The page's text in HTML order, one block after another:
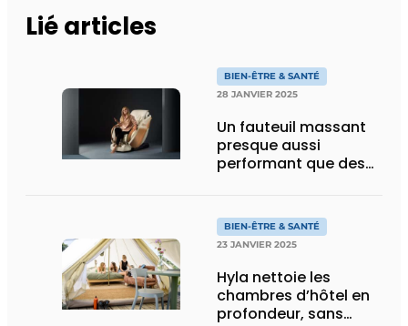
Lié articles
BIEN-ÊTRE & SANTÉ
28 JANVIER 2025
Un fauteuil massant
presque aussi
performant que des
BIEN-ÊTRE & SANTÉ
23 JANVIER 2025
Hyla nettoie les
chambres d’hôtel en
profondeur, sans